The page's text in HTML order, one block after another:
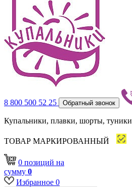
8 800 500 52 25 Обратный звонок
Купальники, плавки, шорты, туники
ТОВАР МАРКИРОВАННЫЙ
0 позиций на
сумму 0
Избранное 0